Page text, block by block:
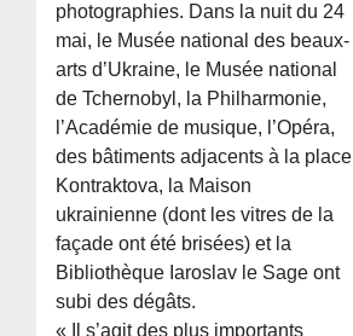
photographies. Dans la nuit du 24
mai, le Musée national des beaux-
arts d’Ukraine, le Musée national
de Tchernobyl, la Philharmonie,
l’Académie de musique, l’Opéra,
des bâtiments adjacents à la place
Kontraktova, la Maison
ukrainienne (dont les vitres de la
façade ont été brisées) et la
Bibliothèque Iaroslav le Sage ont
subi des dégâts.
« Il s’agit des plus importants